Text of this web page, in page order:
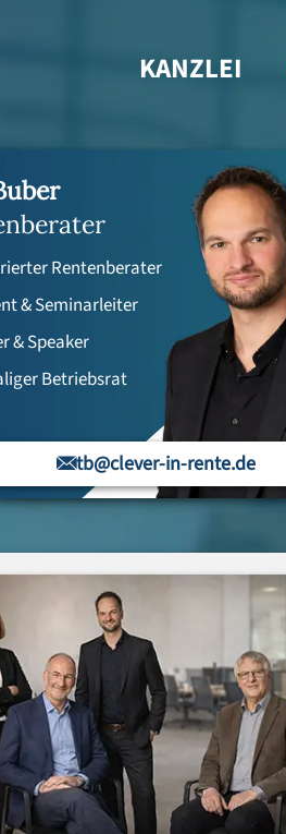
KANZLEI
Rentenberater
& Seminarleiter
& Speaker
Betriebsrat
tb@clever-in-rente.de